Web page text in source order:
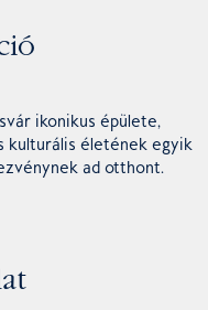
ikonikus épülete,
kulturális életének egyik
ad otthont.